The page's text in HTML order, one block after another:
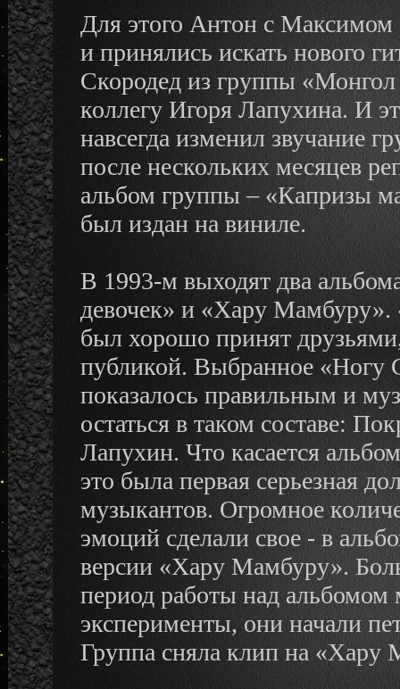
Для этого Антон с Максимом
и принялись искать нового
Скородед из группы
коллегу Игоря Лапухина. И
навсегда изменил звучание
после нескольких месяцев
альбом группы – «Капризы
был издан на виниле.
В 1993-м выходят два
девочек» и «Хару Мамбуру».
был хорошо принят
публикой. Выбранное «Ногу
показалось правильным и
остаться в таком составе:
Лапухин. Что касается
это была первая серьезная
музыкантов. Огромное
эмоций сделали свое - в
версии «Хару Мамбуру».
период работы над
эксперименты, они начали
Группа сняла клип на «Хару